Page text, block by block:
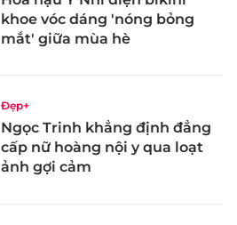
khoe vóc dáng 'nóng bỏng
mắt' giữa mùa hè
Đẹp+
Ngọc Trinh khẳng định đẳng
cấp nữ hoàng nội y qua loạt
ảnh gợi cảm